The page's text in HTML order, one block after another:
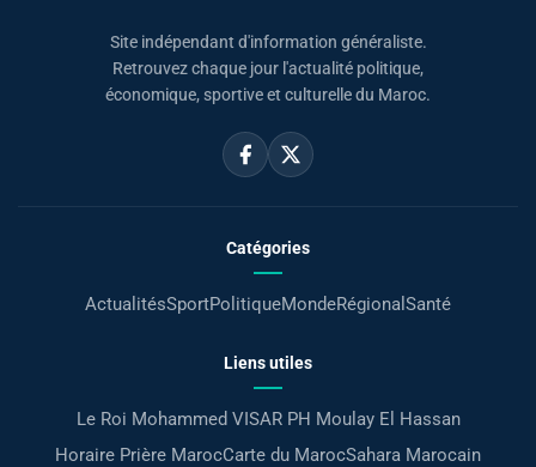
Site indépendant d'information généraliste.
Retrouvez chaque jour l'actualité politique,
économique, sportive et culturelle du Maroc.
Catégories
ActualitésSportPolitiqueMondeRégional Santé
Liens utiles
Le Roi Mohammed VI SAR PH Moulay El Hassan
Horaire Prière MarocCarte du MarocSahara Marocain